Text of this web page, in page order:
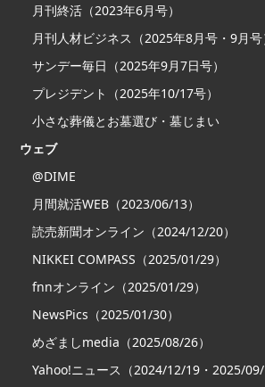
月刊終活（2023年6月号）
月刊人材ビジネス（2025年8月号・9月号
サンデー毎日（2025年9月7日号）
プレジデント（2025年10/17号）
小さな葬儀とお墓選び・墓じまい
ウェブ
@DIME
月間就活WEB（2023/06/13）
読売新聞オンライン（2024/12/20）
NIKKEI COMPASS（2025/01/29）
fnnオンライン（2025/01/29）
NewsPics（2025/01/30）
めざましmedia（2025/08/26）
Yahoo!ニュース（2024/12/19・2025/09/